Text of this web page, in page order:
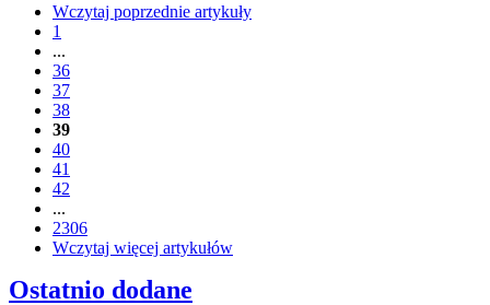
Wczytaj poprzednie artykuły
1
...
36
37
38
39
40
41
42
...
2306
Wczytaj więcej artykułów
Ostatnio dodane